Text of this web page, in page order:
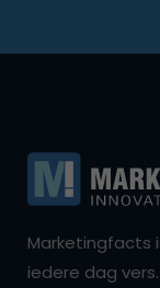
Marketingfacts
iedere dag